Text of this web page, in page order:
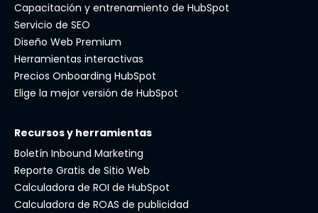
Capacitación y entrenamiento de HubSpot
Servicio de SEO
Diseño Web Premium
Herramientas interactivas
Precios Onboarding HubSpot
Elige la mejor versión de HubSpot
Recursos y herramientas
Boletín Inbound Marketing
Reporte Gratis de Sitio Web
Calculadora de ROI de HubSpot
Calculadora de ROAS de publicidad